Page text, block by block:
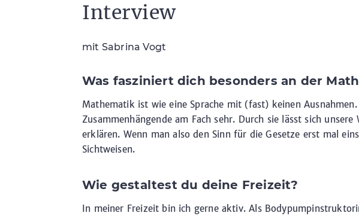
Interview
mit Sabrina Vogt
Was fasziniert dich besonders an der
Mathematik ist wie eine Sprache mit (fast) keinen
Zusammenhängende am Fach sehr. Durch sie lässt sich
erklären. Wenn man also den Sinn für die Gesetze erst mal
Sichtweisen.
Wie gestaltest du deine Freizeit?
In meiner Freizeit bin ich gerne aktiv. Als